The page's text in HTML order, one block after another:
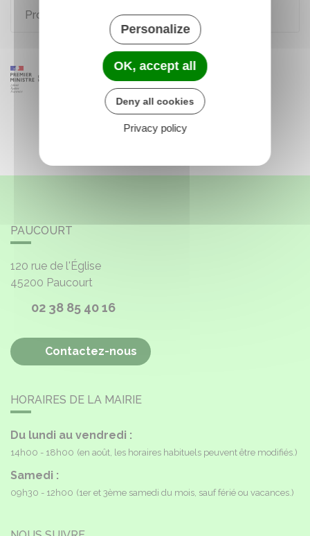
Protection juridique (tutelle, curatelle...)
PAUCOURT
120 rue de l'Église
45200 Paucourt
02 38 85 40 16
Contactez-nous
HORAIRES DE LA MAIRIE
Du lundi au vendredi :
14h00 - 18h00 (en août, les horaires habituels peuvent être modifiés.)
Samedi :
09h30 - 12h00 (1er et 3ème samedi du mois, sauf férié ou vacances.)
Personalize
OK, accept all
Deny all cookies
Privacy policy